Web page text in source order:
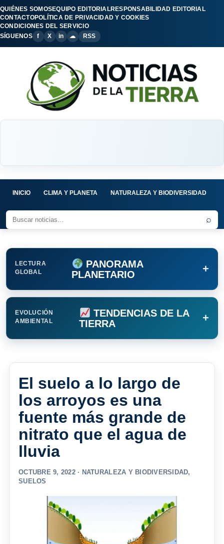
QUIÉNES SOMOSEQUIPO EDITORIALRESPONSABILIDAD EDITORIAL
CONTACTOPOLÍTICA DE PRIVACIDAD Y COOKIES
CONDICIONES DEL SERVICIO
SÍGUENOS
f X in ☁ RSS
INICIO CLIMA Y PLANETA NATURALEZA Y BIODIVERSIDAD
⌕
LECTURA
GLOBAL
PANORAMA
PLANETARIO
+
EVOLUCIÓN
AMBIENTAL
TENDENCIAS DE LA
TIERRA
+
El suelo a lo largo de
los arroyos es una
fuente más grande de
nitrato que el agua de
lluvia
OCTUBRE 9, 2022 · NATURALEZA Y BIODIVERSIDAD,
SUELOS